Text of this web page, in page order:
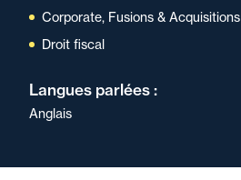
Corporate, Fusions & Acquisitions
Droit fiscal
Langues parlées :
Anglais